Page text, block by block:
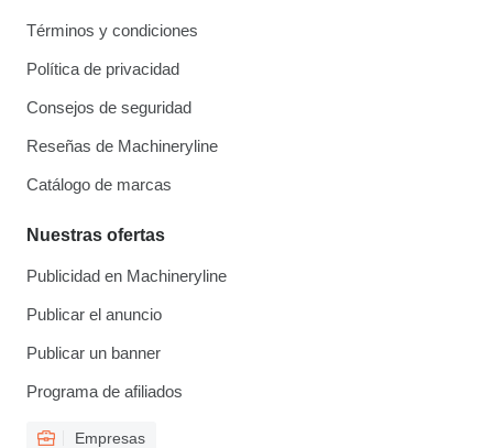
Términos y condiciones
Política de privacidad
Consejos de seguridad
Reseñas de Machineryline
Catálogo de marcas
Nuestras ofertas
Publicidad en Machineryline
Publicar el anuncio
Publicar un banner
Programa de afiliados
Empresas